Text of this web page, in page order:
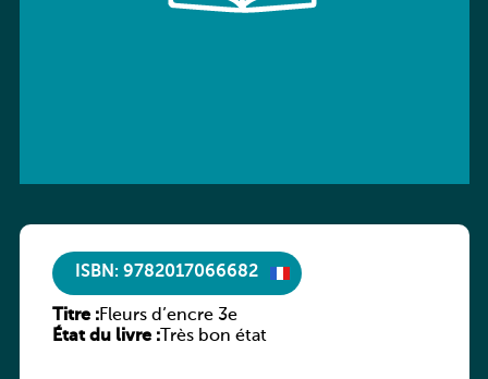
ISBN: 9782017066682
Titre :Fleurs d’encre 3e
État du livre :Très bon état